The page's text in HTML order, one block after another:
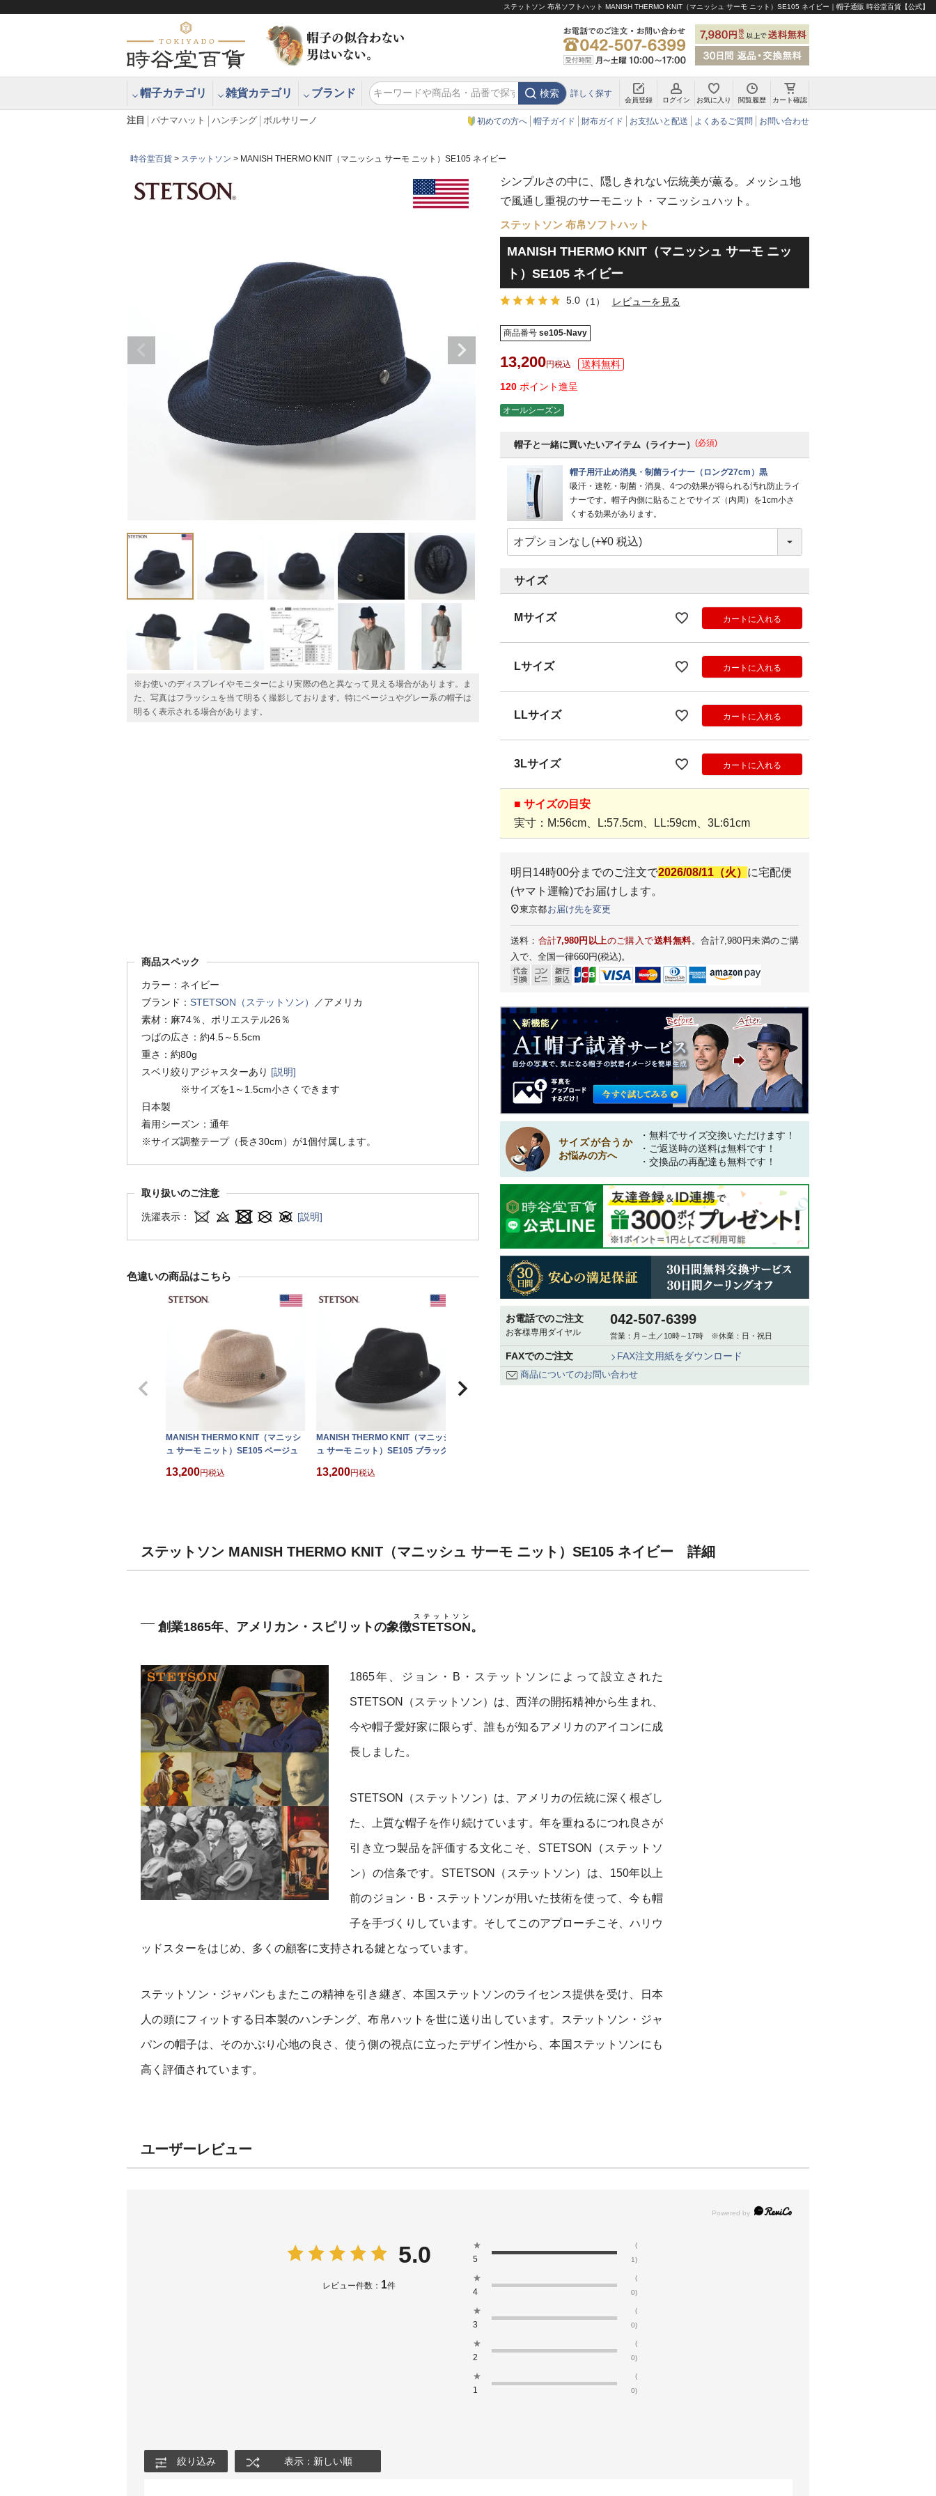
ステットソン 布帛ソフトハット MANISH THERMO KNIT（マニッシュ サーモ ニット）SE105 ネイビー｜帽子通販 時谷堂百貨【公式】
帽子カテゴリ 雑貨カテゴリ ブランド 検索 詳しく探す
会員登録 ログイン お気に入り 閲覧履歴 カート確認
注目 パナマハット ハンチング ボルサリーノ 初めての方へ 帽子ガイド 財布ガイド お支払いと配送 よくあるご質問 お問い合わせ
時谷堂百貨 ステットソン MANISH THERMO KNIT（マニッシュ サーモ ニット）SE105 ネイビー
※お使いのディスプレイやモニターにより実際の色と異なって見える場合があります。ま
た、写真はフラッシュを当て明るく撮影しております。特にベージュやグレー系の帽子は
明るく表示される場合があります。
商品スペック
カラー：ネイビー
ブランド： STETSON（ステットソン）
／アメリカ
素材：麻74％、ポリエステル26％
つばの広さ：約4.5～5.5cm
重さ：約80g
スベリ絞りアジャスターあり [説明]
※サイズを1～1.5cm小さくできます
日本製
着用シーズン：通年
※サイズ調整テープ（長さ30cm）が1個付属します。
取り扱いのご注意
洗濯表示： [説明]
色違いの商品はこちら
MANISH THERMO KNIT（マニッシ
ュ サーモ ニット）SE105 ベージュ
13,200 税込
MANISH THERMO KNIT（マニッシ
ュ サーモ ニット）SE105 ブラック
13,200 税込
シンプルさの中に、隠しきれない伝統美が薫る。メッシュ地
で風通し重視のサーモニット・マニッシュハット。
ステットソン 布帛ソフトハット
MANISH THERMO KNIT（マニッシュ サーモ ニッ
ト）SE105 ネイビー
5.0（1） レビューを見る
商品番号 se105-Navy
13,200 税込
120 ポイント進呈
オールシーズン
帽子と一緒に買いたいアイテム（ライナー） (必須)
帽子用汗止め消臭・制菌ライナー（ロング27cm）黒
吸汗・速乾・制菌・消臭、4つの効果が得られる汚れ防止ライ
ナーです。帽子内側に貼ることでサイズ（内周）を1cm小さ
くする効果があります。
サイズ
Mサイズ カートに入れる
Lサイズ カートに入れる
LLサイズ カートに入れる
3Lサイズ カートに入れる
■ サイズの目安
実寸：M:56cm、L:57.5cm、LL:59cm、3L:61cm
明日 14時00分 までのご注文で2026/08/11（火） に宅配便
(ヤマト運輸)でお届けします。
東京都お届け先を変更
送料： 合計7,980円以上のご購入で送料無料。合計7,980円未満のご購
入で、全国一律660円(税込)。
サイズが合うか
お悩みの方へ
・無料でサイズ交換いただけます！
・ご返送時の送料は無料です！
・交換品の再配達も無料です！
お電話でのご注文
お客様専用ダイヤル
042-507-6399
営業：月～土／10時～17時 ※休業：日・祝日
FAXでのご注文 FAX注文用紙をダウンロード
商品についてのお問い合わせ
ステットソン MANISH THERMO KNIT（マニッシュ サーモ ニット）SE105 ネイビー 詳細
創業1865年、アメリカン・スピリットの象徴STETSON
ステットソン
。
1865年、ジョン・B・ステットソンによって設立された
STETSON（ステットソン）は、西洋の開拓精神から生まれ、
今や帽子愛好家に限らず、誰もが知るアメリカのアイコンに成
長しました。
STETSON（ステットソン）は、アメリカの伝統に深く根ざし
た、上質な帽子を作り続けています。年を重ねるにつれ良さが
引き立つ製品を評価する文化こそ、STETSON（ステットソ
ン）の信条です。STETSON（ステットソン）は、150年以上
前のジョン・B・ステットソンが用いた技術を使って、今も帽
子を手づくりしています。そしてこのアプローチこそ、ハリウ
ッドスターをはじめ、多くの顧客に支持される鍵となっています。
ステットソン・ジャパンもまたこの精神を引き継ぎ、本国ステットソンのライセンス提供を受け、日本
人の頭にフィットする日本製のハンチング、布帛ハットを世に送り出しています。ステットソン・ジャ
パンの帽子は、そのかぶり心地の良さ、使う側の視点に立ったデザイン性から、本国ステットソンにも
高く評価されています。
ユーザーレビュー
5.0
レビュー件数： 1件
★
5
(
1)
★
4
(
0)
★
3
(
0)
★
2
(
0)
★
1
(
0)
絞り込み 表示：新しい順